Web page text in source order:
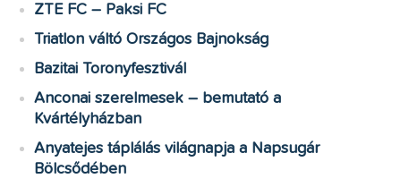
ZTE FC – Paksi FC
Triatlon váltó Országos Bajnokság
Bazitai Toronyfesztivál
Anconai szerelmesek – bemutató a
Kvártélyházban
Anyatejes táplálás világnapja a Napsugár
Bölcsődében